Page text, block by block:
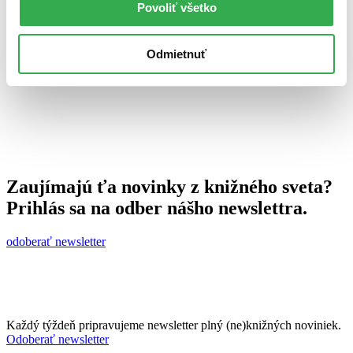
Povoliť všetko
Odmietnuť
27. novembra 2014
Zaujímajú ťa novinky z knižného sveta?
Prihlás sa na odber nášho newslettra.
odoberať newsletter
Každý týždeň pripravujeme newsletter plný (ne)knižných noviniek.
Odoberať newsletter